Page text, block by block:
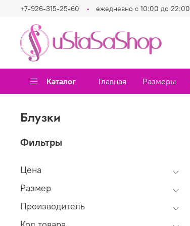
+7-926-315-25-60 ежедневно с 10:00 до 22:00
Каталог Главная Размеры
Блузки
Фильтры
Цена
Размер
Производитель